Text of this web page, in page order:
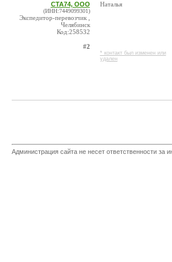
СТА74, ООО
(ИНН:7449099301)
Экспедитор-перевозчик ,
Челябинск
Код:258532
#2
Наталья
* контакт был изменен или
удален
Администрация сайта не несет ответственности